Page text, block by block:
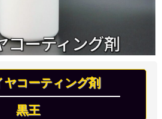
ヤコーティング剤
黒王